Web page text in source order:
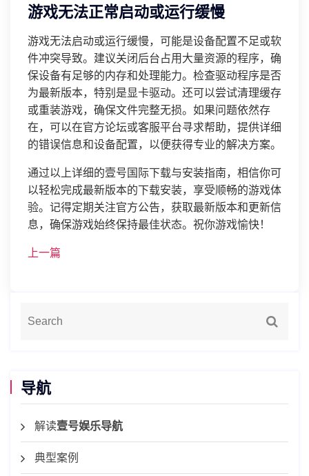
游戏无法正常启动或运行缓慢
游戏无法启动或运行缓慢，可能是设备配置不足或软
件冲突导致。建议关闭后台占用大量资源的程序，确
保设备有足够的内存和处理能力。检查驱动程序是否
为最新版本，特别是显卡驱动。还可以尝试清理缓存
或重装游戏，确保文件完整无损。如果问题依然存
在，可以在官方论坛或客服平台寻求帮助，提供详细
的错误信息和设备配置，以便获得专业的解决方案。
通过以上详细的壹号国际下载与安装指南，相信你可
以轻松完成最新版本的下载安装，享受顺畅的游戏体
验。记得定期关注官方公告，获取最新版本和更新信
息，确保游戏始终保持最佳状态。祝你游戏愉快！
上一篇
导航
解读壹号娱乐导航
典型案例